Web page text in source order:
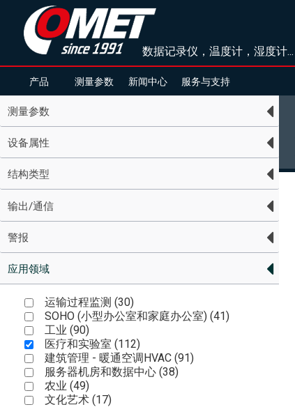
数据记录仪，温度计，湿度计...
产品 测量参数 新闻中心 服务与支持
测量参数
设备属性
结构类型
输出/通信
警报
应用领域
运输过程监测 (30)
SOHO (小型办公室和家庭办公室) (41)
工业 (90)
医疗和实验室 (112)
建筑管理 - 暖通空调HVAC (91)
服务器机房和数据中心 (38)
农业 (49)
文化艺术 (17)